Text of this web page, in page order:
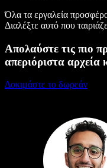
Όλα τα εργαλεία
Διαλέξτε αυτό που
Απολαύστε τις πιο
απεριόριστα αρχεία
Δοκιμάστε το δωρεάν